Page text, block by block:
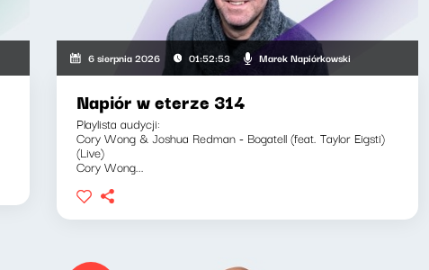
6 sierpnia 2026 01:52:53 Marek Napiórkowski
Napiór w eterze 314
Playlista audycji:
Cory Wong & Joshua Redman - Bogatell (feat. Taylor Eigsti)
(Live)
Cory Wong...